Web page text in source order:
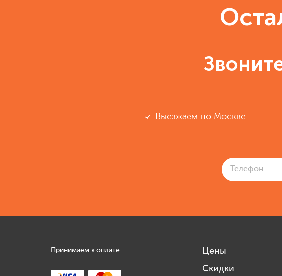
Выезжаем по Москве
Принимаем к оплате:
Цены
Скидки